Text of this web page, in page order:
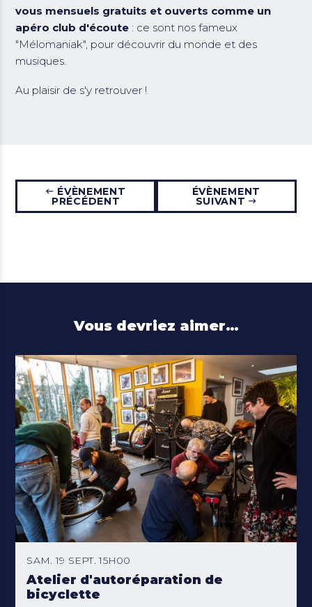
vous mensuels gratuits et ouverts comme un
apéro club d'écoute : ce sont nos fameux
"Mélomaniak", pour découvrir du monde et des
musiques.
Au plaisir de s'y retrouver !
ÉVÈNEMENT
PRÉCÉDENT
ÉVÈNEMENT
SUIVANT
Vous devriez aimer…
SAM. 19 SEPT. 15H00
Atelier d'autoréparation de
bicyclette